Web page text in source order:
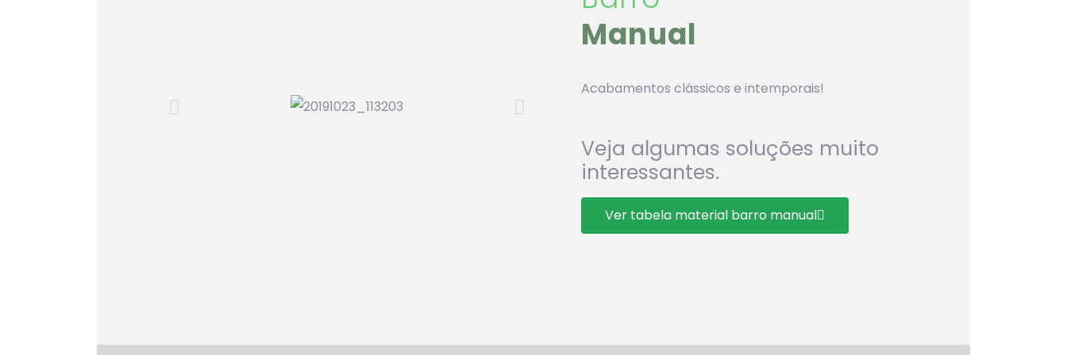
Manual
Acabamentos clássicos e intemporais!
Veja algumas soluções muito
interessantes.
Ver tabela material barro manual